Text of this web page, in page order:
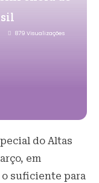
879 Visualizações
do Altas
em
suficiente para